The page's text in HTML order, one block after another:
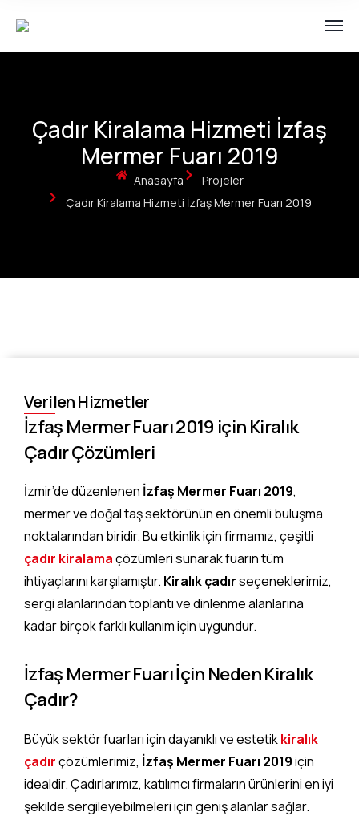
Çadır Kiralama Hizmeti İzfaş
Mermer Fuarı 2019
Anasayfa
Projeler
Çadır Kiralama Hizmeti İzfaş Mermer Fuarı 2019
Verilen Hizmetler
İzfaş Mermer Fuarı 2019 için Kiralık
Çadır Çözümleri
İzmir’de düzenlenen İzfaş Mermer Fuarı 2019,
mermer ve doğal taş sektörünün en önemli buluşma
noktalarından biridir. Bu etkinlik için firmamız, çeşitli
çadır kiralamaçözümleri sunarak fuarın tüm
ihtiyaçlarını karşılamıştır. Kiralık çadırseçeneklerimiz,
sergi alanlarından toplantı ve dinlenme alanlarına
kadar birçok farklı kullanım için uygundur.
İzfaş Mermer Fuarı İçin Neden Kiralık
Çadır?
Büyük sektör fuarları için dayanıklı ve estetikkiralık
çadırçözümlerimiz, İzfaş Mermer Fuarı 2019için
idealdir. Çadırlarımız, katılımcı firmaların ürünlerini en iyi
şekilde sergileyebilmeleri için geniş alanlar sağlar.